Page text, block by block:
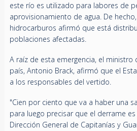
este río es utilizado para labores de
aprovisionamiento de agua. De
hidrocarburos afirmó que está
poblaciones afectadas.
A raíz de esta emergencia, el ministro
país, Antonio Brack, afirmó que el
a los responsables del vertido.
"Cien por ciento que va a haber una
para luego precisar que el derrame
Dirección General de Capitanías y